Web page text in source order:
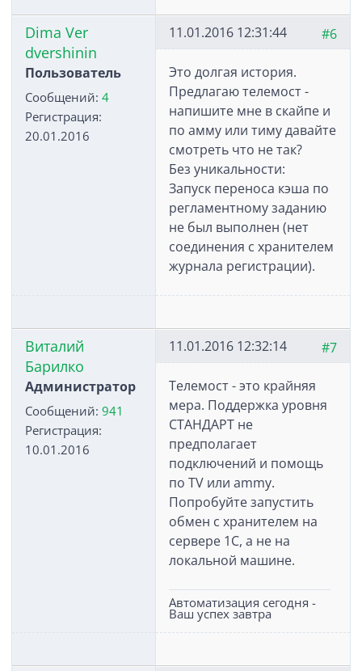
Dima Ver
dvershinin
Пользователь
Сообщений: 4
Регистрация:
20.01.2016
#6
11.01.2016 12:31:44
Это долгая история.
Предлагаю телемост -
напишите мне в скайпе и
по амму или тиму давайте
смотреть что не так?
Без уникальности:
Запуск переноса кэша по
регламентному заданию
не был выполнен (нет
соединения с хранителем
журнала регистрации).
Виталий
Барилко
Администратор
Сообщений: 941
Регистрация:
10.01.2016
#7
11.01.2016 12:32:14
Телемост - это крайняя
мера. Поддержка уровня
СТАНДАРТ не
предполагает
подключений и помощь
по TV или ammy.
Попробуйте запустить
обмен с хранителем на
сервере 1С, а не на
локальной машине.
Автоматизация сегодня -
Ваш успех завтра